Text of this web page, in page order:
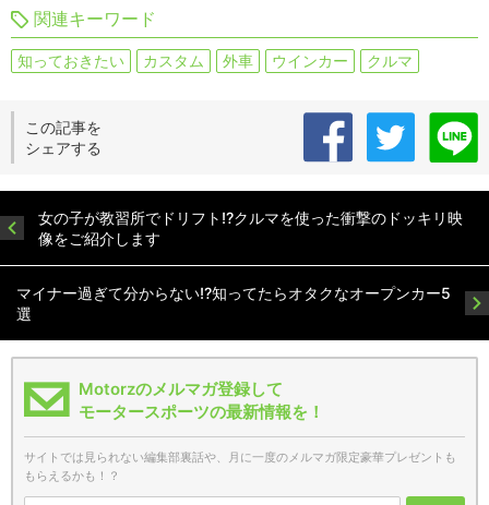
関連キーワード
知っておきたい カスタム 外車 ウインカー クルマ
この記事を
シェアする
女の子が教習所でドリフト!?クルマを使った衝撃のドッキリ映
像をご紹介します
マイナー過ぎて分からない!?知ってたらオタクなオープンカー5
選
Motorzのメルマガ登録して
モータースポーツの最新情報を！
サイトでは見られない編集部裏話や、月に一度のメルマガ限定豪華プレゼントも
もらえるかも！？